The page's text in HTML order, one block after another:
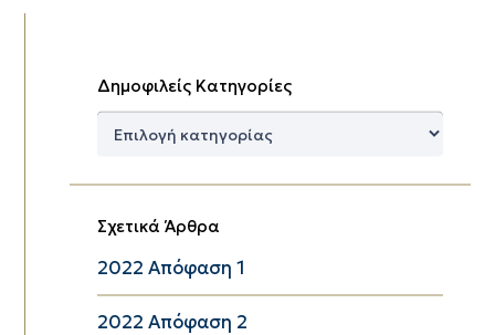
Δημοφιλείς Κατηγορίες
Δημοφιλείς
Σχετικά Άρθρα
2022 Απόφαση 1
2022 Απόφαση 2